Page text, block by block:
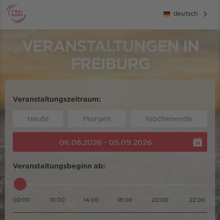
deutsch
VERANSTALTUNGEN IN
FREIBURG
Veranstaltungszeitraum:
Heute Morgen Wochenende
06.08.2026 - 05.09.2026
Veranstaltungsbeginn ab:
00:00 10:00 14:00 18:00 20:00 22:00